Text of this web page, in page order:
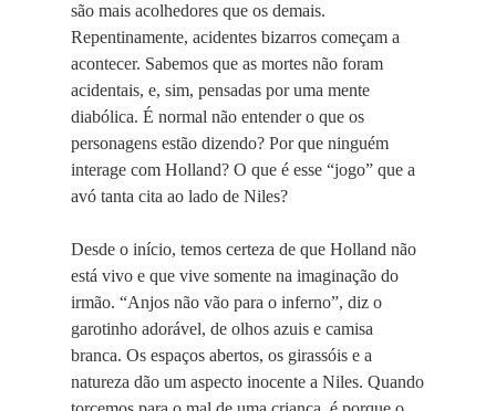
são mais acolhedores que os demais.
Repentinamente, acidentes bizarros começam a
acontecer. Sabemos que as mortes não foram
acidentais, e, sim, pensadas por uma mente
diabólica. É normal não entender o que os
personagens estão dizendo? Por que ninguém
interage com Holland? O que é esse “jogo” que a
avó tanta cita ao lado de Niles?
Desde o início, temos certeza de que Holland não
está vivo e que vive somente na imaginação do
irmão. “Anjos não vão para o inferno”, diz o
garotinho adorável, de olhos azuis e camisa
branca. Os espaços abertos, os girassóis e a
natureza dão um aspecto inocente a Niles. Quando